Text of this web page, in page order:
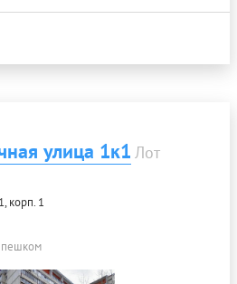
улица 1к1 Лот
корп. 1
пешком